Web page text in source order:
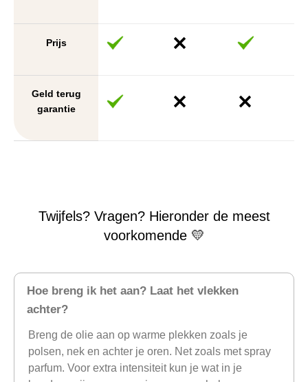
Prijs
Geld terug
garantie
Twijfels? Vragen? Hieronder de meest
voorkomende 💛
Hoe breng ik het aan? Laat het vlekken
achter?
Breng de olie aan op warme plekken zoals je
polsen, nek en achter je oren. Net zoals met spray
parfum. Voor extra intensiteit kun je wat in je